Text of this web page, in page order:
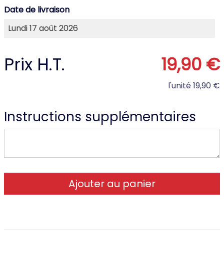
Date de livraison
Prix H.T. 19,90 €
l'unité19,90 €
Instructions supplémentaires